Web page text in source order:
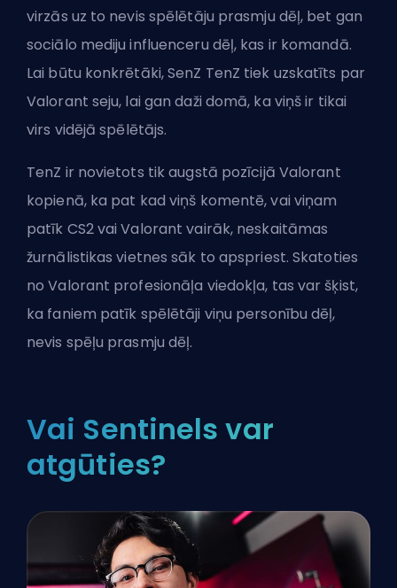
virzās uz to nevis spēlētāju prasmju dēļ, bet gan
sociālo mediju influenceru dēļ, kas ir komandā.
Lai būtu konkrētāki,SenZ TenZ tiek uzskatīts par
Valorant seju, lai gan daži domā, ka viņš ir tikai
virs vidējā spēlētājs.
TenZ ir novietots tik augstā pozīcijā Valorant
kopienā, ka pat kad viņš komentē, vai viņam
patīk CS2 vai Valorant vairāk, neskaitāmas
žurnālistikas vietnes sāk to apspriest. Skatoties
no Valorant profesionāļa viedokļa, tas var šķist,
ka faniem patīk spēlētāji viņu personību dēļ,
nevis spēļu prasmju dēļ.
Vai Sentinels var
atgūties?